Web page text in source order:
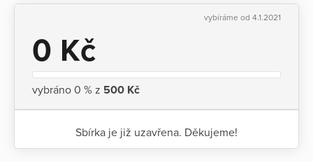
vybíráme od 4.1.2021
0 Kč
vybráno 0 % z 500 Kč
Sbírka je již uzavřena. Děkujeme!